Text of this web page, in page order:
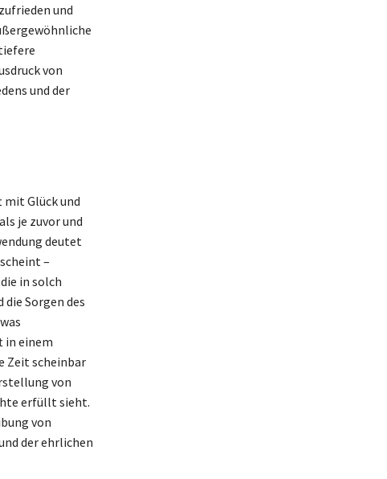
und
von
und der
mit Glück und
je zuvor und
deutet
–
in solch
Sorgen des
in einem
Zeit scheinbar
von
erfüllt sieht.
von
der ehrlichen